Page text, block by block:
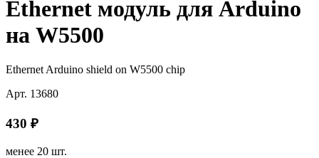
Ethernet модуль для Arduino
на W5500
Ethernet Arduino shield on W5500 chip
Арт. 13680
430 ₽
менее 20 шт.